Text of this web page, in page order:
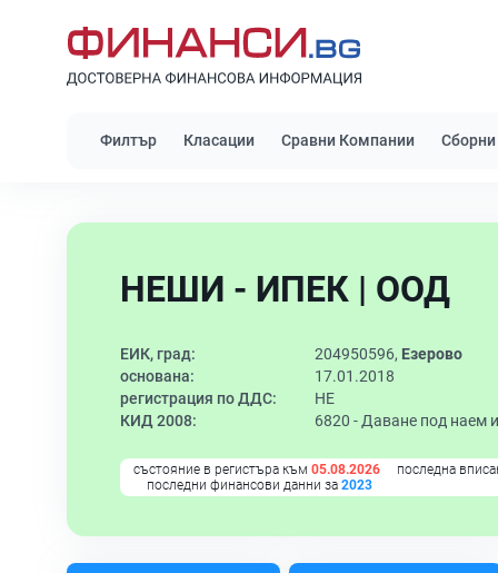
Филтър Класации Сравни Компании
НЕШИ - ИПЕК | ООД
ЕИК, град: 204950596, Езерово
основана:
17.01.2018
регистрация по ДДС:
НЕ
КИД 2008:
6820 - Даване под наем
състояние в регистъра към 05.08.2026
последна
последни финансови данни за 2023